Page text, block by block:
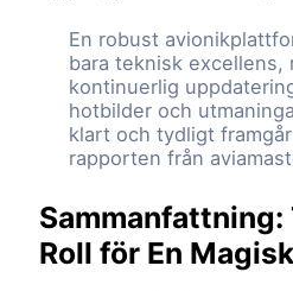
En robust
bara teknisk excellens,
kontinuerlig
hotbilder och
klart och tydligt
rapporten från
Sammanfattning:
Roll för En